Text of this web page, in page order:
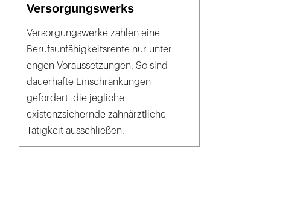
Versorgungswerks
Versorgungswerke zahlen eine
Berufsunfähigkeitsrente nur unter
engen Voraussetzungen. So sind
dauerhafte Einschränkungen
gefordert, die jegliche
existenzsichernde zahnärztliche
Tätigkeit ausschließen.